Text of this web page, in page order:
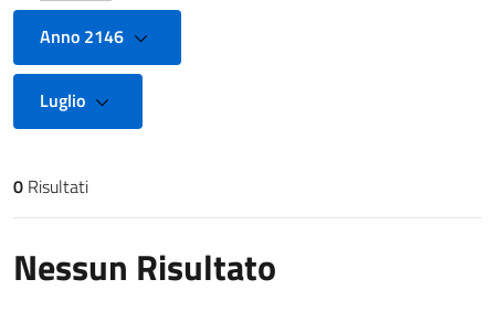
Anno 2146
Luglio
Risultati di ricerca
0 Risultati
Nessun Risultato